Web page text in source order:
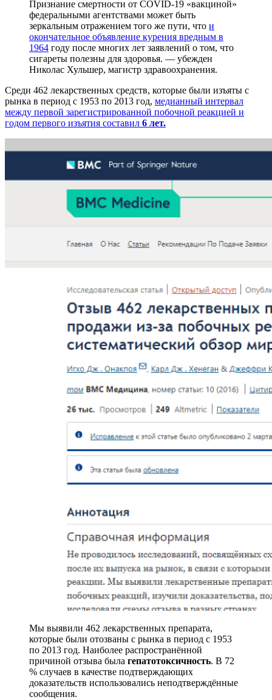
Признание смертности от COVID-19 «вакциной»
федеральными агентствами может быть
зеркальным отражением того же пути, что и
окончательное объявление курения вредным в
1964 году после многих лет заявлений о том, что
сигареты полезны для здоровья. — убежден
Николас Хульшер, магистр здравоохранения.
Среди 462 лекарственных средств, которые были изъяты с
рынка в период с 1953 по 2013 год, медианный интервал
между первой зарегистрированной побочной реакцией и
годом первого изъятия составил 6 лет.
Мы выявили 462 лекарственных препарата,
которые были отозваны с рынка в период с 1953
по 2013 год. Наиболее распространённой
причиной отзыва была гепатотоксичность. В 72
% случаев в качестве подтверждающих
доказательств использовались неподтверждённые
сообщения.